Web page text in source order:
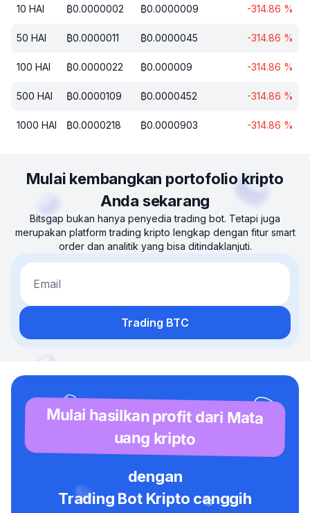
10 HAI ₿0.0000002 ₿0.0000009 -314.86 %
50 HAI ₿0.0000011 ₿0.0000045 -314.86 %
100 HAI ₿0.0000022 ₿0.000009 -314.86 %
500 HAI ₿0.0000109 ₿0.0000452 -314.86 %
1000 HAI ₿0.0000218 ₿0.0000903 -314.86 %
Mulai kembangkan portofolio kripto
Anda sekarang
Bitsgap bukan hanya penyedia trading bot. Tetapi juga
merupakan platform trading kripto lengkap dengan fitur smart
order dan analitik yang bisa ditindaklanjuti.
Email
Trading BTC
Mulai hasilkan profit dari Mata
uang kripto
dengan
Trading Bot Kripto canggih